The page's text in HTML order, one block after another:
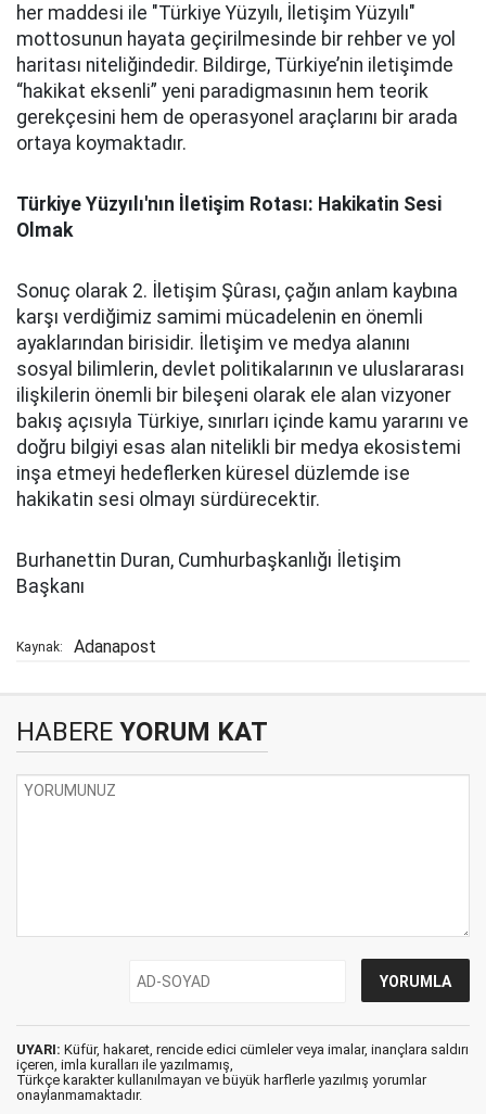
her maddesi ile "Türkiye Yüzyılı, İletişim Yüzyılı"
mottosunun hayata geçirilmesinde bir rehber ve yol
haritası niteliğindedir. Bildirge, Türkiye’nin iletişimde
“hakikat eksenli” yeni paradigmasının hem teorik
gerekçesini hem de operasyonel araçlarını bir arada
ortaya koymaktadır.
Türkiye Yüzyılı'nın İletişim Rotası: Hakikatin Sesi
Olmak
Sonuç olarak 2. İletişim Şûrası, çağın anlam kaybına
karşı verdiğimiz samimi mücadelenin en önemli
ayaklarından birisidir. İletişim ve medya alanını
sosyal bilimlerin, devlet politikalarının ve uluslararası
ilişkilerin önemli bir bileşeni olarak ele alan vizyoner
bakış açısıyla Türkiye, sınırları içinde kamu yararını ve
doğru bilgiyi esas alan nitelikli bir medya ekosistemi
inşa etmeyi hedeflerken küresel düzlemde ise
hakikatin sesi olmayı sürdürecektir.
Burhanettin Duran, Cumhurbaşkanlığı İletişim
Başkanı
Kaynak: Adanapost
HABERE YORUM KAT
UYARI: Küfür, hakaret, rencide edici cümleler veya imalar, inançlara saldırı
içeren, imla kuralları ile yazılmamış,
Türkçe karakter kullanılmayan ve büyük harflerle yazılmış yorumlar
onaylanmamaktadır.